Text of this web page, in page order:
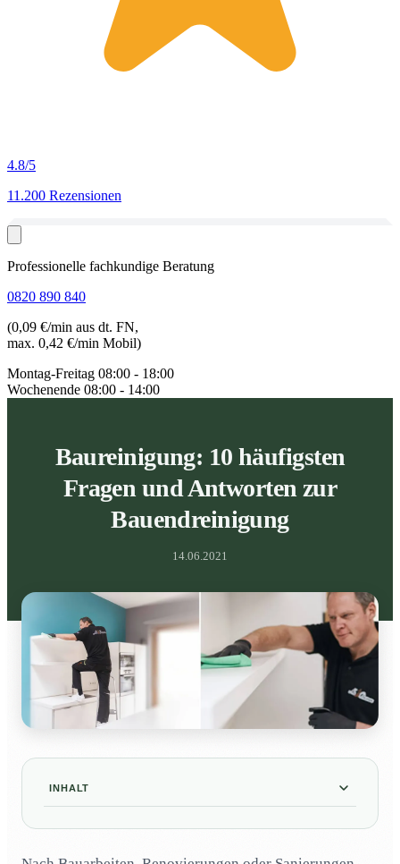
4.8/5
11.200 Rezensionen
Professionelle fachkundige Beratung
0820 890 840
(0,09 €/min aus dt. FN,
max. 0,42 €/min Mobil)
Montag-Freitag 08:00 - 18:00
Wochenende 08:00 - 14:00
Baureinigung: 10 häufigsten
Fragen und Antworten zur
Bauendreinigung
14.06.2021
INHALT
Was versteht man unter einer Baureinigung?